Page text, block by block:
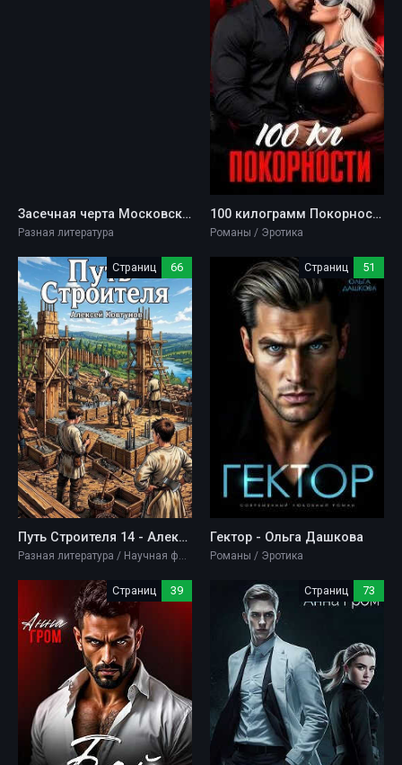
Засечная черта Московского государства XVII века - Александр Иванович Яковлев
Разная литература
100 килограмм Покорности - Ольга Дашкова
Романы / Эротика
Страниц 66
Путь Строителя 14 - Алексей Ковтунов
Разная литература / Научная фантастика / Фэнтези
Страниц 51
Гектор - Ольга Дашкова
Романы / Эротика
Страниц 39 Страниц 73